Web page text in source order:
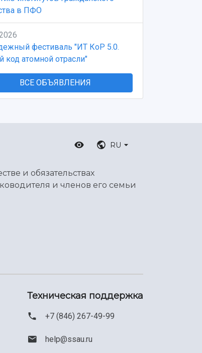
в ПФО
фестиваль "ИТ КоР 5.0.
код атомной отрасли"
ВСЕ ОБЪЯВЛЕНИЯ
RU
и обязательствах
и членов его семьи
Техническая поддержка
+7 (846) 267-49-99
help@ssau.ru